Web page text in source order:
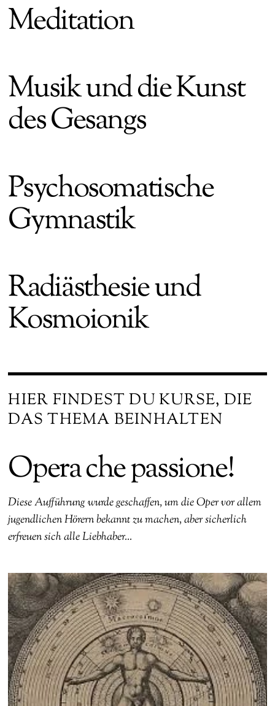
Meditation
Musik und die Kunst
des Gesangs
Psychosomatische
Gymnastik
Radiästhesie und
Kosmoionik
HIER FINDEST DU KURSE, DIE
DAS THEMA BEINHALTEN
Opera che passione!
Diese Aufführung wurde geschaffen, um die Oper vor allem
jugendlichen Hörern bekannt zu machen, aber sicherlich
erfreuen sich alle Liebhaber…